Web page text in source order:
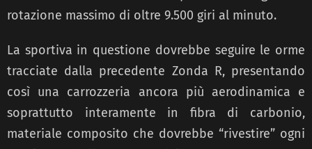
rotazione massimo di oltre 9.500 giri al minuto.
La sportiva in questione dovrebbe seguire le orme
tracciate dalla precedente Zonda R, presentando
così una carrozzeria ancora più aerodinamica e
soprattutto interamente in fibra di carbonio,
materiale composito che dovrebbe “rivestire” ogni